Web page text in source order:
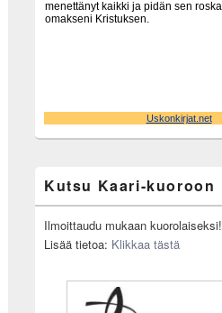
Kutsu Kaari-kuoroon
Ilmoittaudu mukaan kuorolaiseksi!
Lisää tietoa: Klikkaa tästä